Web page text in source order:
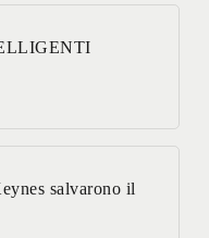
salvarono il